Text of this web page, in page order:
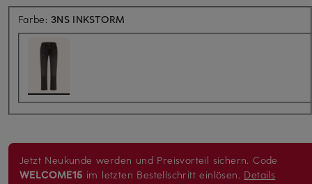
Farbe:3NS INKSTORM
Jetzt Neukunde werden und Preisvorteil sichern. Code
WELCOME15 im letzten Bestellschritt einlösen. Details